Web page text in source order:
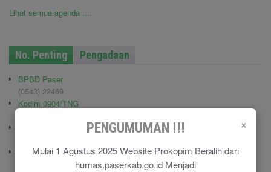
×
PENGUMUMAN !!!
Mulai 1 Agustus 2025 Website Prokopim Beralih dari
humas.paserkab.go.id Menjadi
Lihat semua agenda ....
No. Penting Pengadaan
BPBD Paser
(0543) 22469
Kodim 0904/TNG
Pemadam Kebakaran
Polisi Pamong Praja (Satpol PP)